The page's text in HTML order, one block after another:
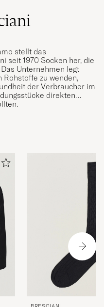
stellt das
seit 1970 Socken her, die
Unternehmen legt
Rohstoffe zu wenden,
der Verbraucher im
direkten
um Kontrolle, Komfort
den Produkten zählen
Leinen und